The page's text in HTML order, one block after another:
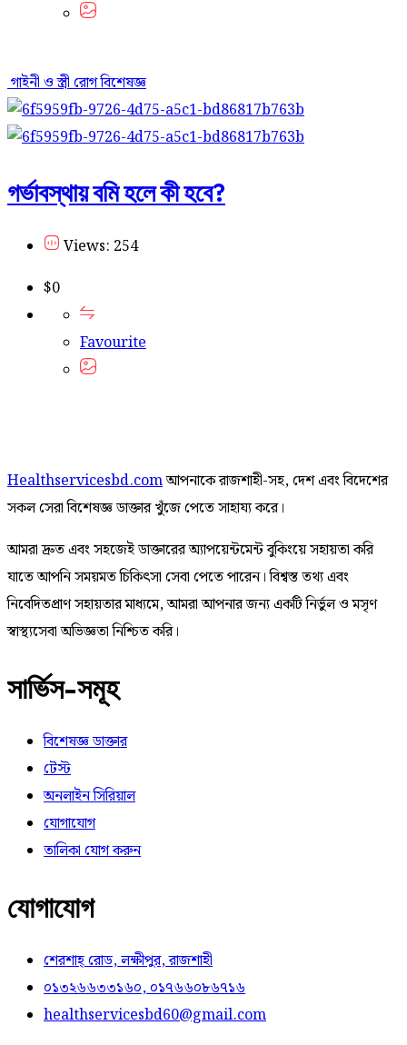
গাইনী ও স্ত্রী রোগ বিশেষজ্ঞ
গর্ভাবস্থায় বমি হলে কী হবে?
Views: 254
$0
Favourite
Healthservicesbd.comআপনাকে রাজশাহী-সহ, দেশ এবং বিদেশের
সকল সেরা বিশেষজ্ঞ ডাক্তার খুঁজে পেতে সাহায্য করে।
আমরা দ্রুত এবং সহজেই ডাক্তারের অ্যাপয়েন্টমেন্ট বুকিংয়ে সহায়তা করি
যাতে আপনি সময়মত চিকিৎসা সেবা পেতে পারেন। বিশ্বস্ত তথ্য এবং
নিবেদিতপ্রাণ সহায়তার মাধ্যমে, আমরা আপনার জন্য একটি নির্ভুল ও মসৃণ
স্বাস্থ্যসেবা অভিজ্ঞতা নিশ্চিত করি।
সার্ভিস-সমূহ
বিশেষজ্ঞ ডাক্তার
টেস্ট
অনলাইন সিরিয়াল
যোগাযোগ
তালিকা যোগ করুন
যোগাযোগ
শেরশাহ্ রোড, লক্ষীপুর, রাজশাহী
০১৩২৬৬৩৩১৬০, ০১৭৬৬০৮৬৭১৬
healthservicesbd60@gmail.com